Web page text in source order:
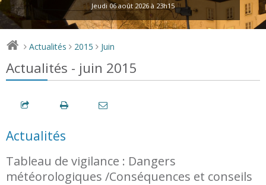
Jeudi 06 août 2026 à 23h15
> Actualités > 2015 > Juin
Actualités - juin 2015
Actualités
Tableau de vigilance : Dangers
météorologiques /Conséquences et conseils